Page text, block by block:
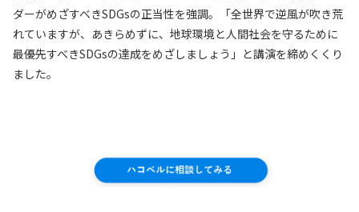
ダーがめざすべきSDGsの正当性を強調。「全世界で逆風が吹き荒
れていますが、あきらめずに、地球環境と人間社会を守るために
最優先すべきSDGsの達成をめざしましょう」と講演を締めくくり
ました。